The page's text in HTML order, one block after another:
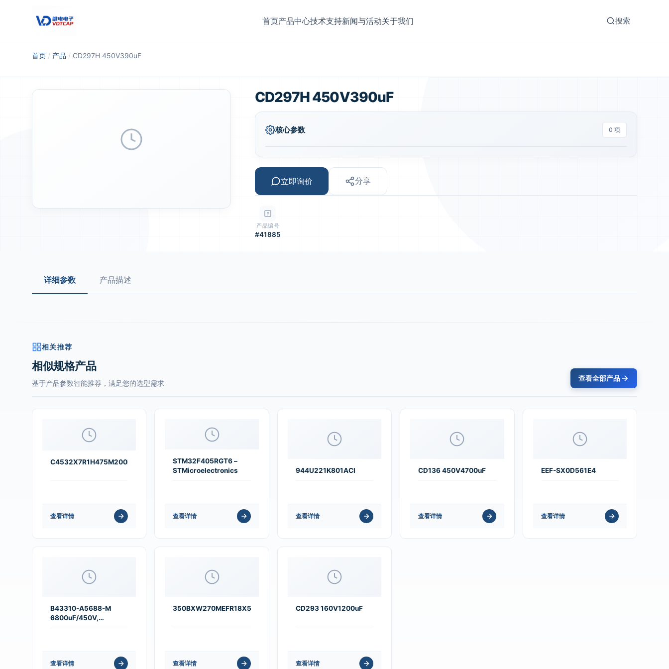
首页产品中心技术支持新闻与活动关于我们 搜索
首页 / 产品 / CD297H 450V390uF
CD297H 450V390uF
核心参数 0 项
立即询价 分享
产品编号
#41885
详细参数 产品描述
相关推荐
相似规格产品
基于产品参数智能推荐，满足您的选型需求
查看全部产品
C4532X7R1H475M200KB
查看详情
STM32F405RGT6 –
STMicroelectronics
查看详情
944U221K801ACI
查看详情
CD136 450V4700uF
查看详情
EEF-SX0D561E4
查看详情
B43310-A5688-M
6800uF/450V,
查看详情
350BXW270MEFR18X50
查看详情
CD293 160V1200uF
查看详情